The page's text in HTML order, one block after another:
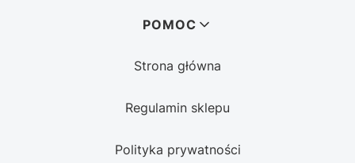
POMOC
Strona główna
Regulamin sklepu
Polityka prywatności